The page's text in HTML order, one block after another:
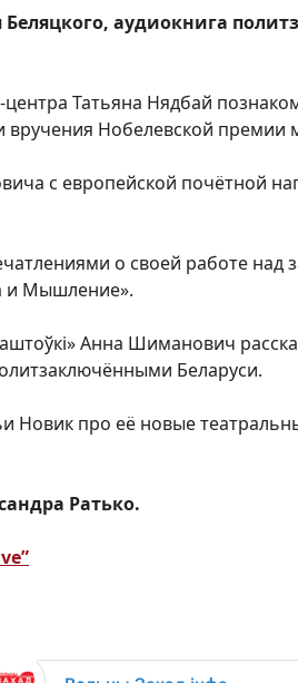
аудиокнига
Татьяна Нядбай
вручения Нобелевской премии
с европейской почётной
о своей работе
и Мышление».
Анна Шиманович
Беларуси.
Новик про её новые
Ратько.